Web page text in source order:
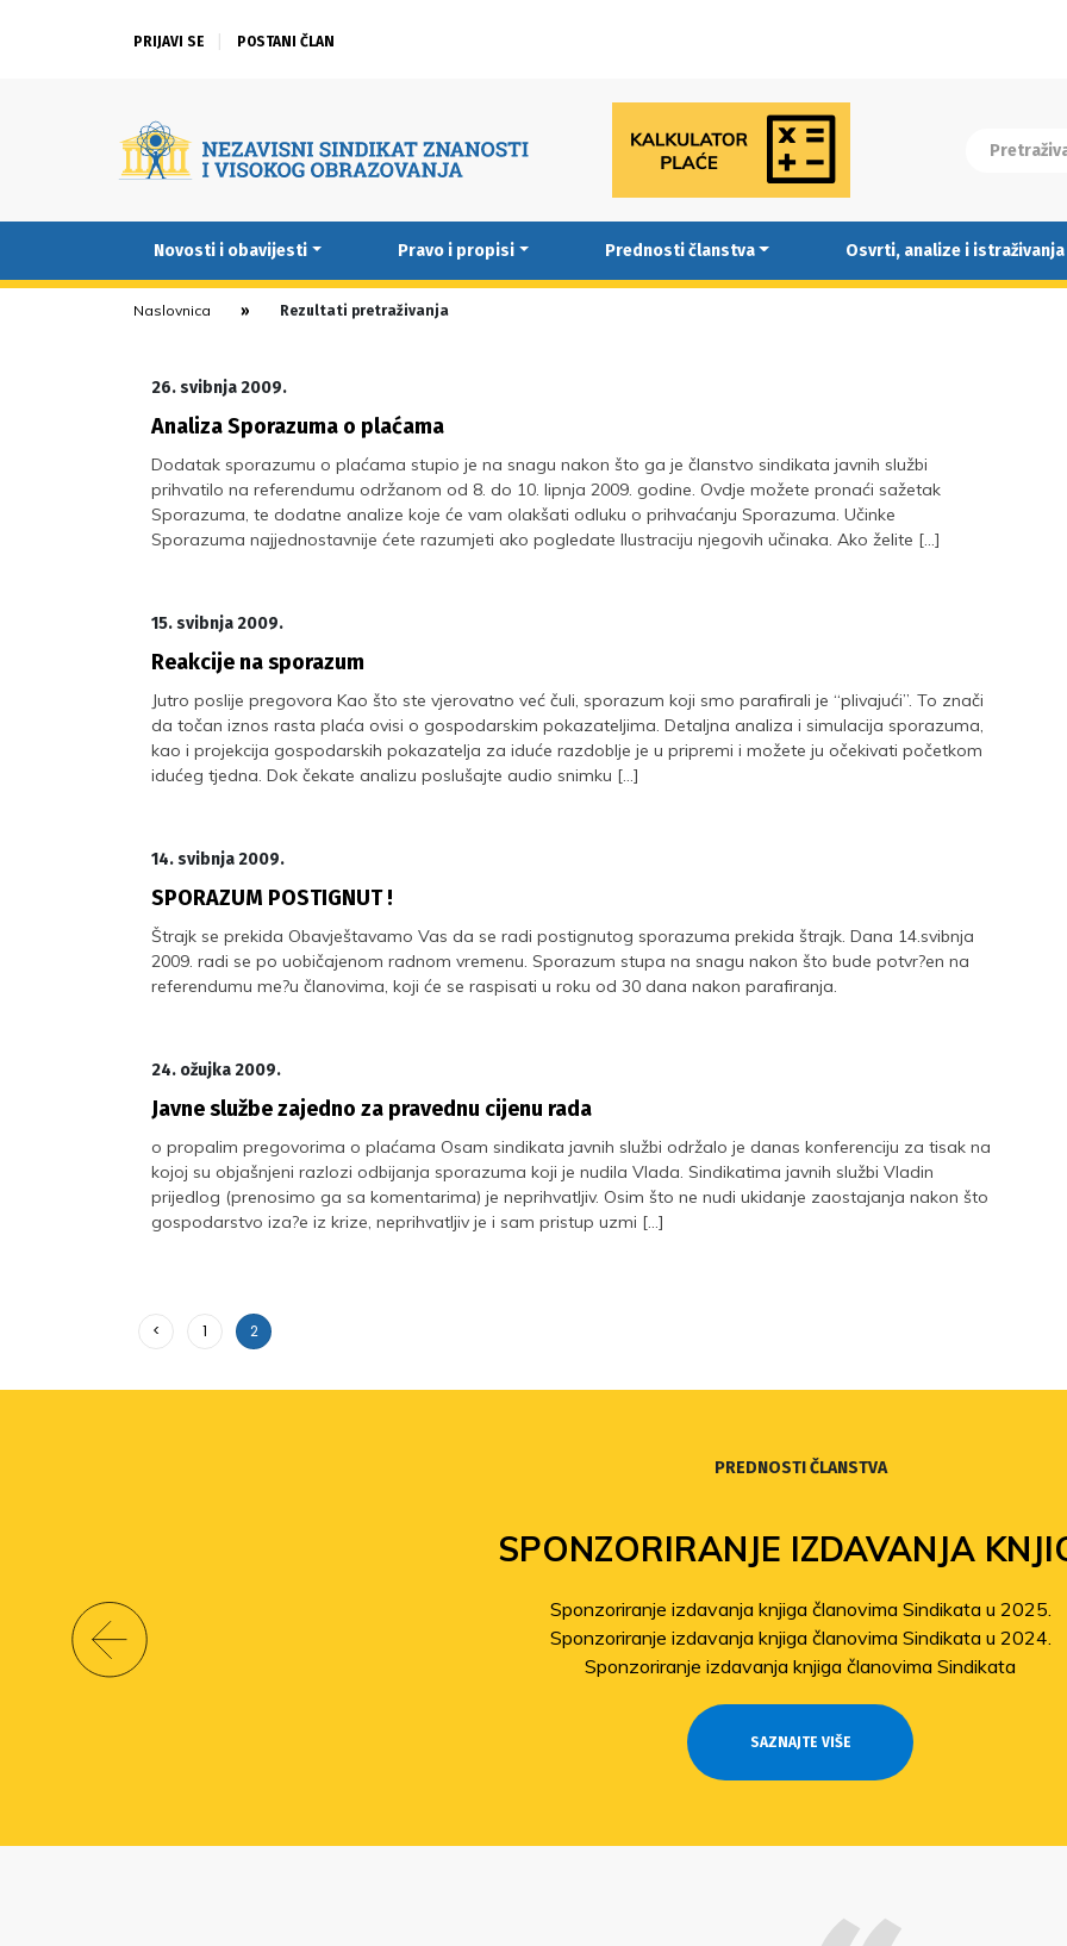
PRIJAVI SE POSTANI ČLAN
Novosti i obavijesti Pravo i propisi Prednosti članstva Osvrti, analize i istraživanja
Naslovnica Rezultati pretraživanja
26. svibnja 2009.
Analiza Sporazuma o plaćama
Dodatak sporazumu o plaćama stupio je na snagu nakon što ga je članstvo sindikata javnih službi
prihvatilo na referendumu održanom od 8. do 10. lipnja 2009. godine. Ovdje možete pronaći sažetak
Sporazuma, te dodatne analize koje će vam olakšati odluku o prihvaćanju Sporazuma. Učinke
Sporazuma najjednostavnije ćete razumjeti ako pogledate Ilustraciju njegovih učinaka. Ako želite […]
15. svibnja 2009.
Reakcije na sporazum
Jutro poslije pregovora Kao što ste vjerovatno već čuli, sporazum koji smo parafirali je “plivajući”. To znači
da točan iznos rasta plaća ovisi o gospodarskim pokazateljima. Detaljna analiza i simulacija sporazuma,
kao i projekcija gospodarskih pokazatelja za iduće razdoblje je u pripremi i možete ju očekivati početkom
idućeg tjedna. Dok čekate analizu poslušajte audio snimku […]
14. svibnja 2009.
SPORAZUM POSTIGNUT !
Štrajk se prekida Obavještavamo Vas da se radi postignutog sporazuma prekida štrajk. Dana 14.svibnja
2009. radi se po uobičajenom radnom vremenu. Sporazum stupa na snagu nakon što bude potvr?en na
referendumu me?u članovima, koji će se raspisati u roku od 30 dana nakon parafiranja.
24. ožujka 2009.
Javne službe zajedno za pravednu cijenu rada
o propalim pregovorima o plaćama Osam sindikata javnih službi održalo je danas konferenciju za tisak na
kojoj su objašnjeni razlozi odbijanja sporazuma koji je nudila Vlada. Sindikatima javnih službi Vladin
prijedlog (prenosimo ga sa komentarima) je neprihvatljiv. Osim što ne nudi ukidanje zaostajanja nakon što
gospodarstvo iza?e iz krize, neprihvatljiv je i sam pristup uzmi […]
< 1 2
PREDNOSTI ČLANSTVA
SPONZORIRANJE IZDAVANJA
Sponzoriranje izdavanja knjiga članovima Sindikata u 2025.
Sponzoriranje izdavanja knjiga članovima Sindikata u 2024.
Sponzoriranje izdavanja knjiga članovima Sindikata
SAZNAJTE VIŠE